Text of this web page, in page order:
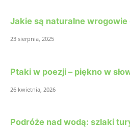
Jakie są naturalne wrogowie
23 sierpnia, 2025
Ptaki w poezji – piękno w
26 kwietnia, 2026
Podróże nad wodą: szlaki